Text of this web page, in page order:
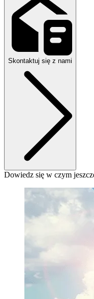
Skontaktuj się z nami
Dowiedz się w czym